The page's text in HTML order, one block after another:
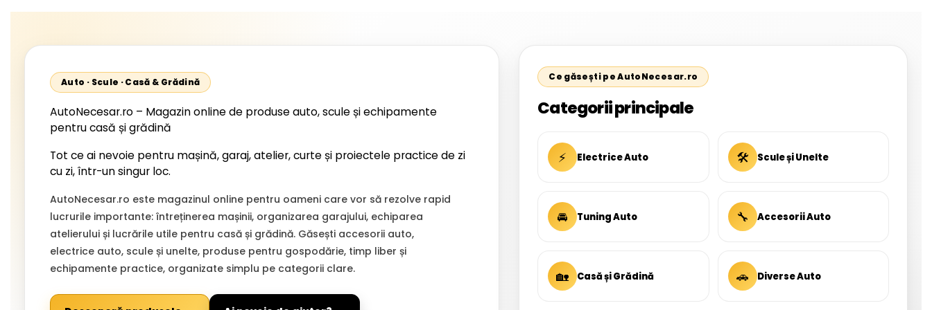
Auto · Scule · Casă & Grădină
AutoNecesar.ro – Magazin online de produse auto, scule și echipamente
pentru casă și grădină
Tot ce ai nevoie pentru mașină, garaj, atelier, curte și proiectele practice de zi
cu zi, într-un singur loc.
AutoNecesar.ro este magazinul online pentru oameni care vor să rezolve rapid
lucrurile importante: întreținerea mașinii, organizarea garajului, echiparea
atelierului și lucrările utile pentru casă și grădină. Găsești accesorii auto,
electrice auto, scule și unelte, produse pentru gospodărie, timp liber și
echipamente practice, organizate simplu pe categorii clare.
Ce găsești pe AutoNecesar.ro
Categorii principale
⚡ Electrice Auto 🛠 Scule și Unelte
🚘 Tuning Auto 🔧 Accesorii Auto
🏡 Casă și Grădină 🚗 Diverse Auto